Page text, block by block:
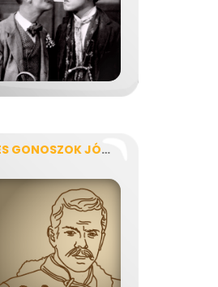
JÓK ÉS GONOSZOK JÓKAI A KŐSZÍVŰ EMBER FIAI CÍMŰ REGÉNYÉBEN